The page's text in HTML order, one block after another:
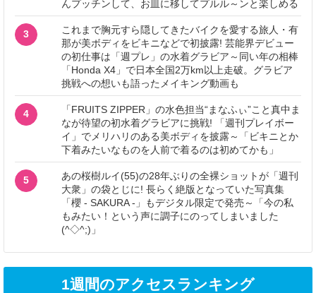
んプッチンして、お皿に移してプルル～ンと楽しめる
3
これまで胸元すら隠してきたバイクを愛する旅人・有
那が美ボディをビキニなどで初披露! 芸能界デビュー
の初仕事は「週プレ」の水着グラビア～同い年の相棒
「Honda X4」で日本全国2万km以上走破。グラビア
挑戦への想いも語ったメイキング動画も
4
「FRUITS ZIPPER」の水色担当“まなふぃ”こと真中ま
なが待望の初水着グラビアに挑戦! 「週刊プレイボー
イ」でメリハリのある美ボディを披露～「ビキニとか
下着みたいなものを人前で着るのは初めてかも」
5
あの桜樹ルイ(55)の28年ぶりの全裸ショットが「週刊
大衆」の袋とじに! 長らく絶版となっていた写真集
「櫻 - SAKURA -」もデジタル限定で発売～「今の私
もみたい！という声に調子にのってしまいました
(^◇^;)」
1週間のアクセスランキング